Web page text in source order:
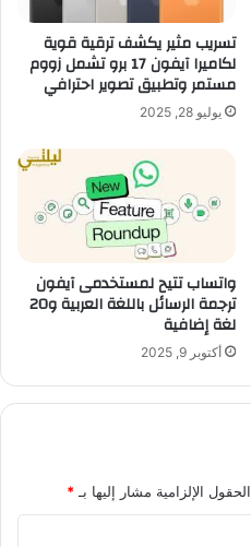
تسريب مثير يكشف ترقية قوية
لكاميرا آيفون 17 برو تشمل زووم
مستمر وتطبيق تصوير احترافي
يوليو 28, 2025
واتساب تتيح لمستخدمى آيفون
ترجمة الرسائل باللغة العربية و20
لغة إضافية
أكتوبر 9, 2025
الحقول الإلزامية مشار إليها بـ *